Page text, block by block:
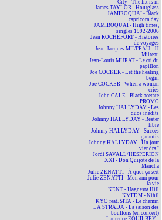
City - The fix is in
James TAYLOR - Hourglass
JAMIROQUAI - Black
capricorn day
JAMIROQUAI - High times,
singles 1992-2006
Jean ROCHEFORT - Histoires
de voyages
Jean-Jacques MILTEAU - JJ
Milteau
Jean-Louis MURAT - Le cri du
papillon
Joe COCKER - Let the healing
begin
Joe COCKER - When a woman
cries
John CALE - Black acetate
PROMO
Johnny HALLYDAY - Les
duos inédits
Johnny HALLYDAY - Rester
libre
Johnny HALLYDAY - Succès
garantis
Johnny HALLYDAY - Un jour
viendra ²
Jordi SAVALL/HESPERION
XXI - Don Quijote de la
Mancha
Julie ZENATTI - À quoi ça sert
Julie ZENATTI - Mon ami pour
la vie
KENT - Hagnesta Hill
KMFDM - Nihil
KYO feat. SITA - Le chemin
LA STRADA - La saison des
bouffons (en concert)
Laurence EQUILBEY -